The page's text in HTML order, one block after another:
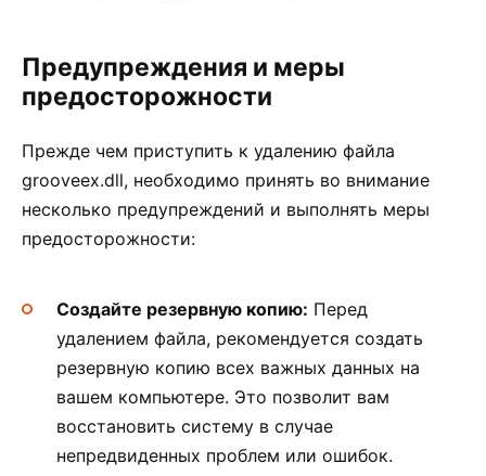
Предупреждения и меры
предосторожности
Прежде чем приступить к удалению файла
grooveex.dll, необходимо принять во внимание
несколько предупреждений и выполнять меры
предосторожности:
Создайте резервную копию: Перед
удалением файла, рекомендуется создать
резервную копию всех важных данных на
вашем компьютере. Это позволит вам
восстановить систему в случае
непредвиденных проблем или ошибок.